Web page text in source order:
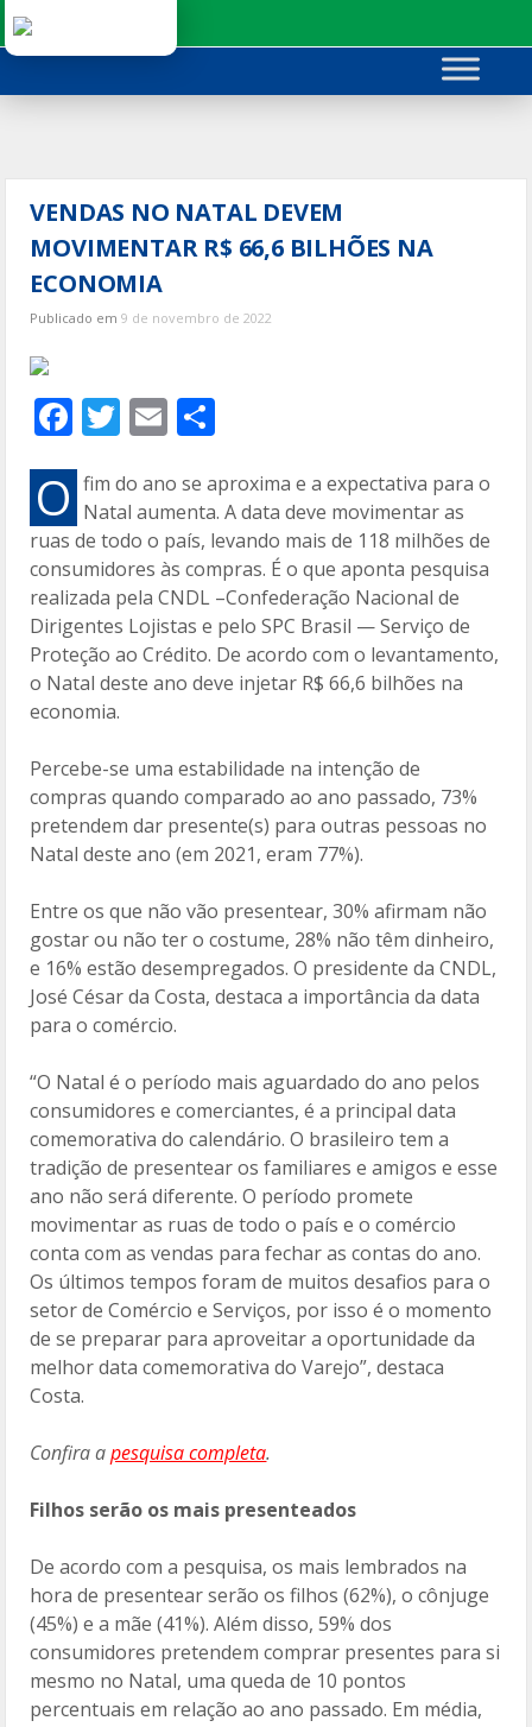
para
conteúdo
VENDAS NO NATAL DEVEM
MOVIMENTAR R$ 66,6 BILHÕES NA
ECONOMIA
Publicado em9 de novembro de 2022
F
ac
e
b
o
o
k
T
w
itt
er
E
m
ai
l
m
p
ar
til
h
ar
O fim do ano se aproxima e a expectativa para o
Natal aumenta. A data deve movimentar as
ruas de todo o país, levando mais de 118 milhões de
consumidores às compras. É o que aponta pesquisa
realizada pela CNDL –Confederação Nacional de
Dirigentes Lojistas e pelo SPC Brasil — Serviço de
Proteção ao Crédito. De acordo com o levantamento,
o Natal deste ano deve injetar R$ 66,6 bilhões na
economia.
Percebe-se uma estabilidade na intenção de
compras quando comparado ao ano passado, 73%
pretendem dar presente(s) para outras pessoas no
Natal deste ano (em 2021, eram 77%).
Entre os que não vão presentear, 30% afirmam não
gostar ou não ter o costume, 28% não têm dinheiro,
e 16% estão desempregados. O presidente da CNDL,
José César da Costa, destaca a importância da data
para o comércio.
“O Natal é o período mais aguardado do ano pelos
consumidores e comerciantes, é a principal data
comemorativa do calendário. O brasileiro tem a
tradição de presentear os familiares e amigos e esse
ano não será diferente. O período promete
movimentar as ruas de todo o país e o comércio
conta com as vendas para fechar as contas do ano.
Os últimos tempos foram de muitos desafios para o
setor de Comércio e Serviços, por isso é o momento
de se preparar para aproveitar a oportunidade da
melhor data comemorativa do Varejo”, destaca
Costa.
Confira apesquisa completa.
Filhos serão os mais presenteados
De acordo com a pesquisa, os mais lembrados na
hora de presentear serão os filhos (62%), o cônjuge
(45%) e a mãe (41%). Além disso, 59% dos
consumidores pretendem comprar presentes para si
mesmo no Natal, uma queda de 10 pontos
percentuais em relação ao ano passado. Em média,